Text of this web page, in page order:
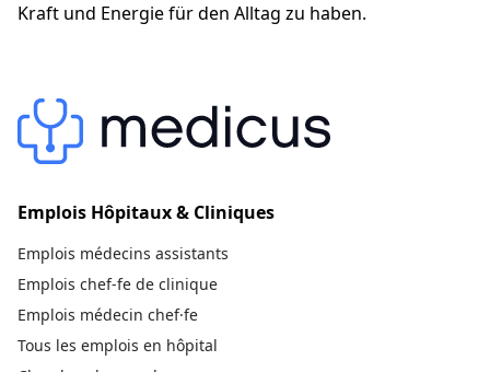
Kraft und Energie für den Alltag zu haben.
Emplois Hôpitaux & Cliniques
Emplois médecins assistants
Emplois chef-fe de clinique
Emplois médecin chef·fe
Tous les emplois en hôpital